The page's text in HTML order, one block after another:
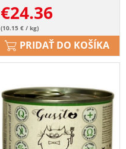
€24.36
(10.15 € / kg)
PRIDAŤ DO KOŠÍKA